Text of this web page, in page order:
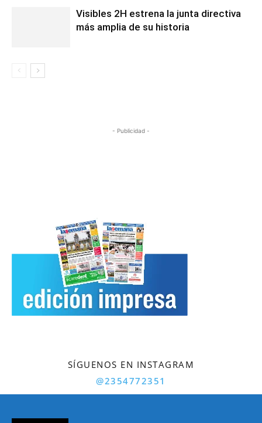
Visibles 2H estrena la junta directiva
más amplia de su historia
- Publicidad -
SÍGUENOS EN INSTAGRAM
@2354772351